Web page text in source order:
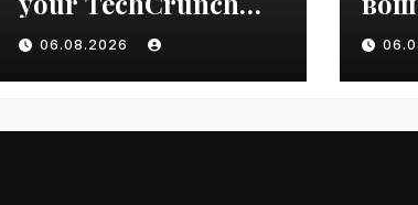
Disrupt 2026 pass
until Friday |
VseTime.ru
06.08.2026